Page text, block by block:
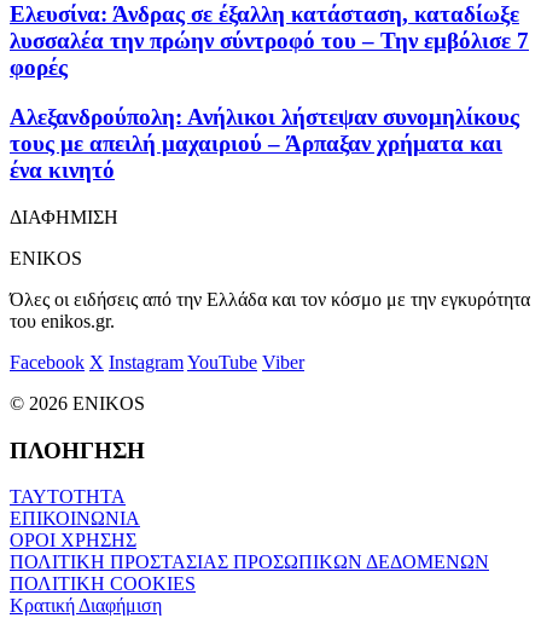
Ελευσίνα: Άνδρας σε έξαλλη κατάσταση, καταδίωξε
λυσσαλέα την πρώην σύντροφό του – Την εμβόλισε 7
φορές
Αλεξανδρούπολη: Ανήλικοι λήστεψαν συνομηλίκους
τους με απειλή μαχαιριού – Άρπαξαν χρήματα και
ένα κινητό
ΔΙΑΦΗΜΙΣΗ
ENIKOS
Όλες οι ειδήσεις από την Ελλάδα και τον κόσμο με την εγκυρότητα
του enikos.gr.
Facebook X InstagramYouTube Viber
© 2026 ENIKOS
ΠΛΟΗΓΗΣΗ
ΤΑΥΤΟΤΗΤΑ
ΕΠΙΚΟΙΝΩΝΙΑ
ΟΡΟΙ ΧΡΗΣΗΣ
ΠΟΛΙΤΙΚΗ ΠΡΟΣΤΑΣΙΑΣ ΠΡΟΣΩΠΙΚΩΝ ΔΕΔΟΜΕΝΩΝ
ΠΟΛΙΤΙΚΗ COOKIES
Κρατική Διαφήμιση